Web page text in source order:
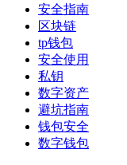
安全指南
区块链
tp钱包
安全使用
私钥
数字资产
避坑指南
钱包安全
数字钱包